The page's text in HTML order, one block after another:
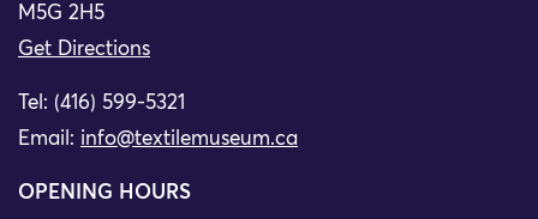
M5G 2H5
Get Directions
Tel: (416) 599-5321
Email: info@textilemuseum.ca
OPENING HOURS